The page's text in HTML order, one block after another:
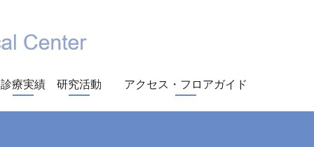
診療実績 研究活動 アクセス・フロアガイド